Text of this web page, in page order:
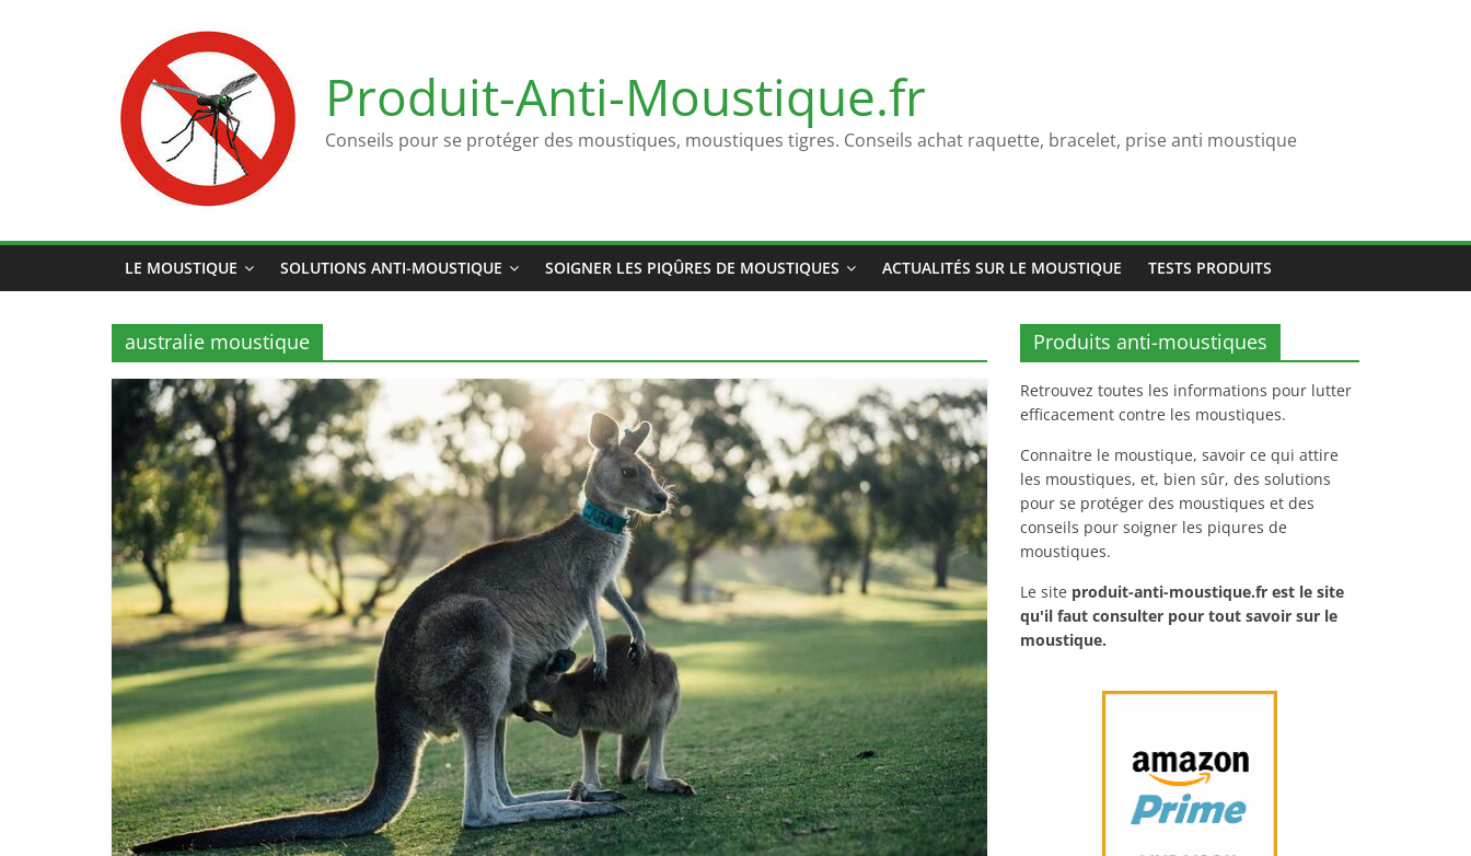
Produit-Anti-Moustique.fr
Conseils pour se protéger des moustiques, moustiques tigres. Conseils achat raquette, bracelet, prise anti moustique
LE MOUSTIQUE SOLUTIONS ANTI-MOUSTIQUE SOIGNER LES PIQÛRES DE MOUSTIQUES ACTUALITÉS SUR LE MOUSTIQUE TESTS PRODUITS
australie moustique Produits anti-moustiques
Retrouvez toutes les informations pour lutter
efficacement contre les moustiques.
Connaitre le moustique, savoir ce qui attire
les moustiques, et, bien sûr, des solutions
pour se protéger des moustiques et des
conseils pour soigner les piqures de
moustiques.
Le site produit-anti-moustique.fr est le site
qu'il faut consulter pour tout savoir sur le
moustique.